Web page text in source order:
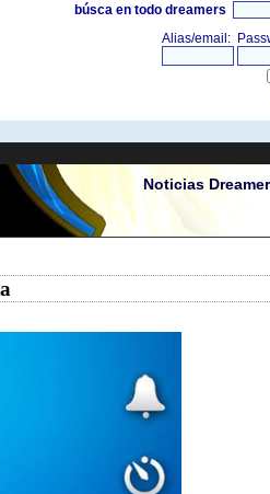
búsca en todo dreamers
Noticias